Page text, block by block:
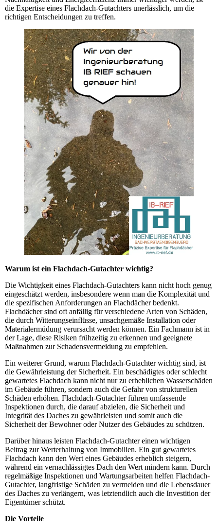
die Expertise eines Flachdach-Gutachters unerlässlich, um die
richtigen Entscheidungen zu treffen.
Warum ist ein Flachdach-Gutachter wichtig?
Die Wichtigkeit eines Flachdach-Gutachters kann nicht hoch genug
eingeschätzt werden, insbesondere wenn man die Komplexität und
die spezifischen Anforderungen an Flachdächer bedenkt.
Flachdächer sind oft anfällig für verschiedene Arten von Schäden,
die durch Witterungseinflüsse, unsachgemäße Installation oder
Materialermüdung verursacht werden können. Ein Fachmann ist in
der Lage, diese Risiken frühzeitig zu erkennen und geeignete
Maßnahmen zur Schadensvermeidung zu empfehlen.
Ein weiterer Grund, warum Flachdach-Gutachter wichtig sind, ist
die Gewährleistung der Sicherheit. Ein beschädigtes oder schlecht
gewartetes Flachdach kann nicht nur zu erheblichen Wasserschäden
im Gebäude führen, sondern auch die Gefahr von strukturellen
Schäden erhöhen. Flachdach-Gutachter führen umfassende
Inspektionen durch, die darauf abzielen, die Sicherheit und
Integrität des Daches zu gewährleisten und somit auch die
Sicherheit der Bewohner oder Nutzer des Gebäudes zu schützen.
Darüber hinaus leisten Flachdach-Gutachter einen wichtigen
Beitrag zur Werterhaltung von Immobilien. Ein gut gewartetes
Flachdach kann den Wert eines Gebäudes erheblich steigern,
während ein vernachlässigtes Dach den Wert mindern kann. Durch
regelmäßige Inspektionen und Wartungsarbeiten helfen Flachdach-
Gutachter, langfristige Schäden zu vermeiden und die Lebensdauer
des Daches zu verlängern, was letztendlich auch die Investition der
Eigentümer schützt.
Die Vorteile